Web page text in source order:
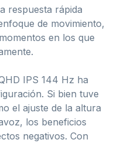
respuesta rápida
de movimiento,
en los que
IPS 144 Hz ha
Si bien tuve
el ajuste de la altura
los beneficios
negativos. Con